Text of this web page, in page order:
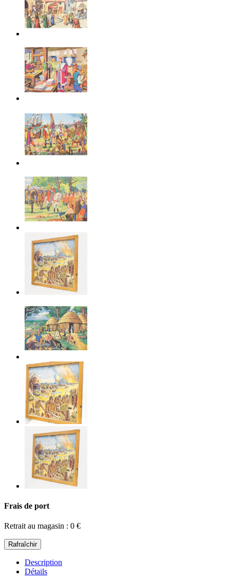
Frais de port
Retrait au magasin : 0 €
Description
Détails